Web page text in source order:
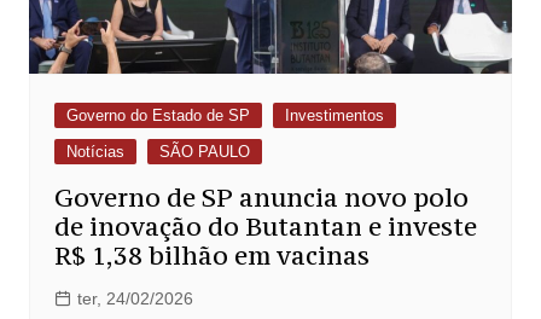
Governo do Estado de SP
Investimentos
Notícias
SÃO PAULO
Governo de SP anuncia novo polo
de inovação do Butantan e investe
R$ 1,38 bilhão em vacinas
ter, 24/02/2026